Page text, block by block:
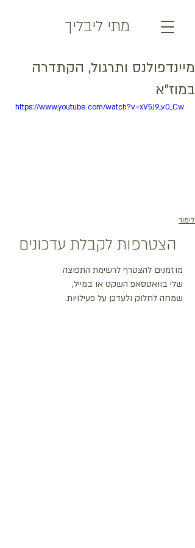
מתי ליבליך
מיינדפולנס ותרגול, הקתדרה
במוז"א
https://www.youtube.com/watch?v=xV5J9_v0_Cw
לימוד
הצטרפות לקבלת עדכונים
מוזמנים להצטרף לרשימת התפוצה
שלי בוואטסאפ השקט או במייל,
שמחה לחלוק ולעדכן על פעילויות.